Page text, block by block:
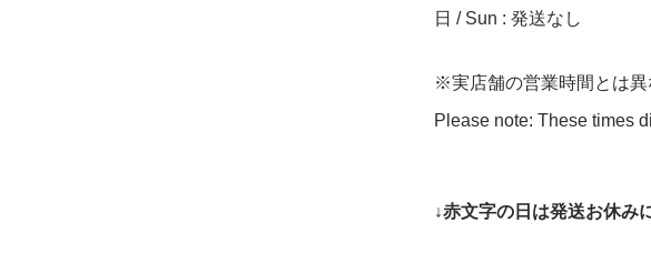
日 / Sun : 発送なし
※実店舗の営業時間とは異
Please note: These times
↓赤文字の日は発送お休み